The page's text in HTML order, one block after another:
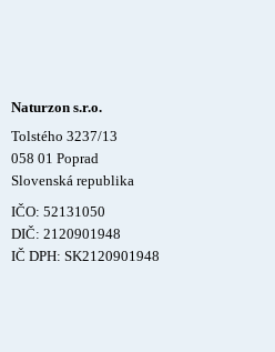
Naturzon s.r.o.
Tolstého 3237/13
058 01 Poprad
Slovenská republika
IČO: 52131050
DIČ: 2120901948
IČ DPH: SK2120901948